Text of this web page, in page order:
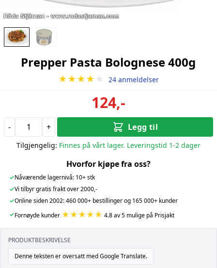
Prepper Pasta Bolognese 400g
★★★★ ★ 24 anmeldelser
124,-
- + Legg til
Tilgjengelig: Finnes på vårt lager. Leveringstid 1-2 dager
Hvorfor kjøpe fra oss?
✓Nåværende lagernivå: 10+ stk
✓Vi tilbyr gratis frakt over 2000,-
✓Online siden 2002: 460 000+ bestillinger og 165 000+ kunder
✓Fornøyde kunder ★★★★★ 4.8 av 5 mulige på Prisjakt
PRODUKTBESKRIVELSE
Denne teksten er oversatt med Google Translate.